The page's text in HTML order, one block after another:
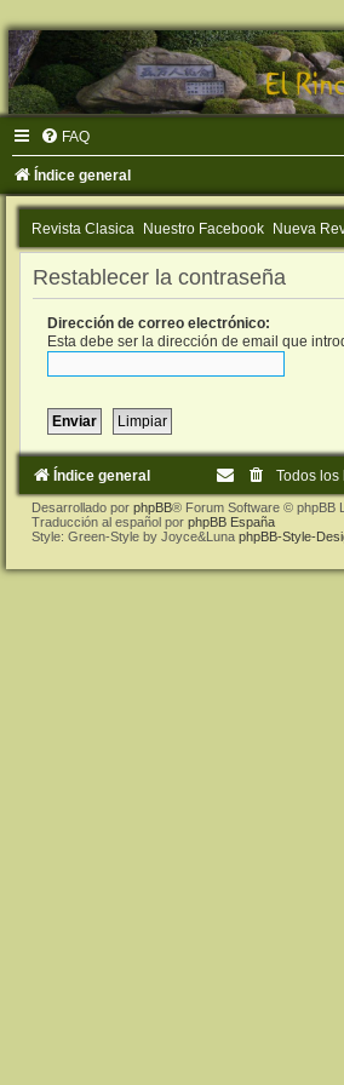
FAQ
Índice general
Revista Clasica Nuestro Facebook Nueva
Restablecer la contraseña
Dirección de correo electrónico:
Esta debe ser la dirección de email que
Índice general Todos los
Desarrollado por phpBB® Forum Software © phpBB
Traducción al español por phpBB España
Style: Green-Style by Joyce&Luna phpBB-Style-